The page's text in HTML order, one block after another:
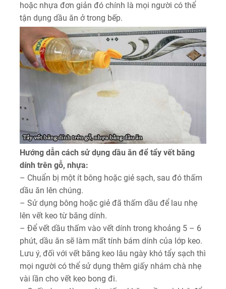
hoặc nhựa đơn giản đó chính là mọi người có thể
tận dụng dầu ăn ở trong bếp.
Hướng dẫn cách sử dụng dầu ăn để tẩy vết băng
dính trên gỗ, nhựa:
– Chuẩn bị một ít bông hoặc giẻ sạch, sau đó thấm
dầu ăn lên chúng.
– Sử dụng bông hoặc giẻ đã thấm dầu để lau nhẹ
lên vết keo từ băng dính.
– Để vết dầu thấm vào vết dính trong khoảng 5 – 6
phút, dầu ăn sẽ làm mất tính bám dính của lớp keo.
Lưu ý, đối với vết băng keo lâu ngày khó tẩy sạch thì
mọi người có thể sử dụng thêm giấy nhám chà nhẹ
vài lần cho vết keo bong đi.